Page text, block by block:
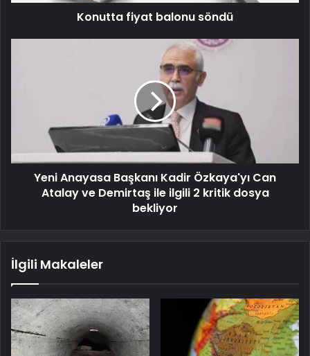
Konutta fiyat balonu söndü
Yeni Anayasa Başkanı Kadir Özkaya'yı Can
Atalay ve Demirtaş ile ilgili 2 kritik dosya
bekliyor
İlgili Makaleler